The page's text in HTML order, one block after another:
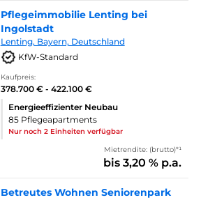
Pflegeimmobilie Lenting bei
Ingolstadt
Lenting, Bayern, Deutschland
KfW-Standard
Kaufpreis:
378.700 € - 422.100 €
Energieeffizienter Neubau
85 Pflegeapartments
Nur noch 2 Einheiten verfügbar
Mietrendite: (brutto)*¹
bis 3,20 % p.a.
Betreutes Wohnen Seniorenpark